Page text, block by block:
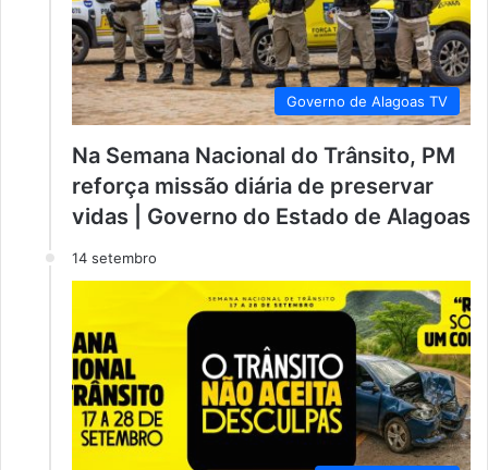
Governo de Alagoas TV
Na Semana Nacional do Trânsito, PM
reforça missão diária de preservar
vidas | Governo do Estado de Alagoas
14 setembro